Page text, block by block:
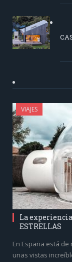
VIAJES
La
ESTRELLAS
En España está
unas vistas